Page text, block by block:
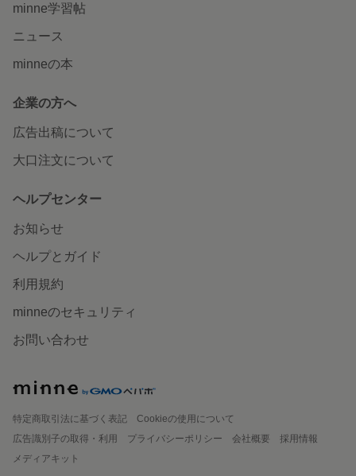
minne学習帖
ニュース
minneの本
企業の方へ
広告出稿について
大口注文について
ヘルプセンター
お知らせ
ヘルプとガイド
利用規約
minneのセキュリティ
お問い合わせ
特定商取引法に基づく表記
Cookieの使用について
広告識別子の取得・利用
プライバシーポリシー 会社概要
採用情報
メディアキット